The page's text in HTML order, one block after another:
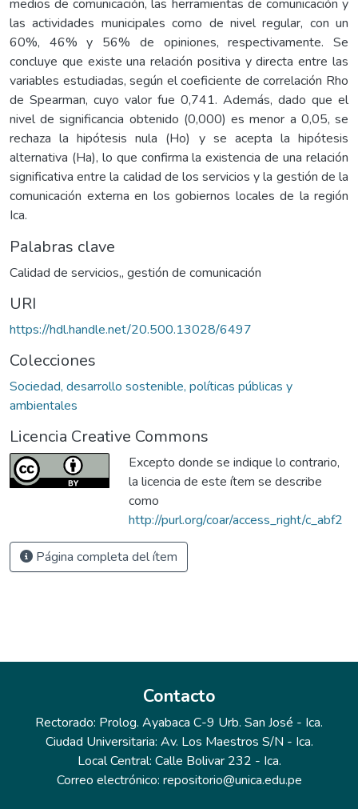
medios de comunicación, las herramientas de comunicación y
las actividades municipales como de nivel regular, con un
60%, 46% y 56% de opiniones, respectivamente. Se
concluye que existe una relación positiva y directa entre las
variables estudiadas, según el coeficiente de correlación Rho
de Spearman, cuyo valor fue 0,741. Además, dado que el
nivel de significancia obtenido (0,000) es menor a 0,05, se
rechaza la hipótesis nula (Ho) y se acepta la hipótesis
alternativa (Ha), lo que confirma la existencia de una relación
significativa entre la calidad de los servicios y la gestión de la
comunicación externa en los gobiernos locales de la región
Ica.
Palabras clave
Calidad de servicios,, gestión de comunicación
URI
https://hdl.handle.net/20.500.13028/6497
Colecciones
Sociedad, desarrollo sostenible, políticas públicas y
ambientales
Licencia Creative Commons
Excepto donde se indique lo contrario,
la licencia de este ítem se describe
como
http://purl.org/coar/access_right/c_abf2
Página completa del ítem
Contacto
Rectorado: Prolog. Ayabaca C-9 Urb. San José - Ica.
Ciudad Universitaria: Av. Los Maestros S/N - Ica.
Local Central: Calle Bolivar 232 - Ica.
Correo electrónico: repositorio@unica.edu.pe